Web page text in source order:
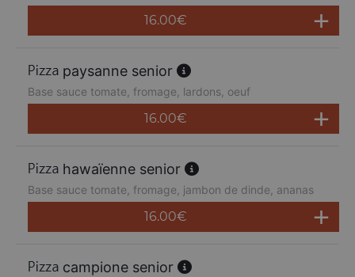
16.00€
paysanne senior
Base sauce tomate, fromage, lardons, oeuf
16.00€
hawaïenne senior
Base sauce tomate, fromage, jambon de dinde, ananas
16.00€
campione senior